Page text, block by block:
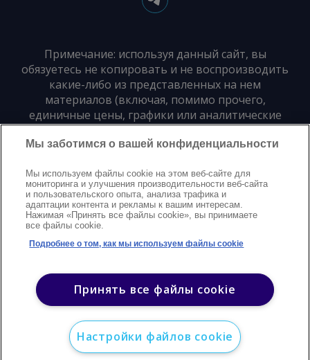
Примечание: используя данный сайт, вы
обязуетесь не копировать и не воспроизводить
какие-либо из представленных на нем
материалов (включая, помимо прочего,
единичные цены, графики или аналитические
материалы) в любой форме и для любых целей
без предварительного письменного согласия
Политика конфиденциальностиTrademarks
Защита авторских правУсловияModern Slavery Statement
Мы заботимся о вашей конфиденциальности
Мы используем файлы cookie на этом веб-сайте для
мониторинга и улучшения производительности веб-сайта
и пользовательского опыта, анализа трафика и
адаптации контента и рекламы к вашим интересам.
Нажимая «Принять все файлы cookie», вы принимаете
все файлы cookie.
Подробнее о том, как мы используем файлы cookie
Принять все файлы cookie
Настройки файлов cookie